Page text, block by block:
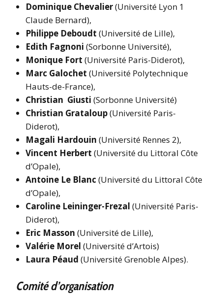
Dominique Chevalier(Université Lyon 1
Claude Bernard),
Philippe Deboudt (Université de Lille),
Edith Fagnoni (Sorbonne Université),
Monique Fort (Université Paris-Diderot),
Marc Galochet (Université Polytechnique
Hauts-de-France),
Christian Giusti (Sorbonne Université)
Christian Grataloup(Université Paris-
Diderot),
Magali Hardouin (Université Rennes 2),
Vincent Herbert (Université du Littoral Côte
d’Opale),
Antoine Le Blanc (Université du Littoral Côte
d’Opale),
Caroline Leininger-Frezal (Université Paris-
Diderot),
Eric Masson (Université de Lille),
Valérie Morel (Université d’Artois)
Laura Péaud (Université Grenoble Alpes).
Comité d’organisation